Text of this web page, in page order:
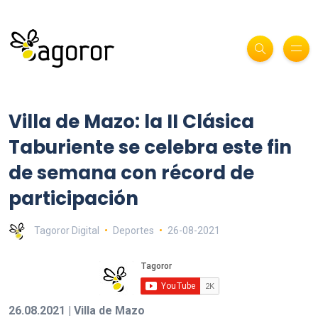
Villa de Mazo: la II Clásica
Taburiente se celebra este fin
de semana con récord de
participación
Tagoror Digital Deportes 26-08-2021
26.08.2021 | Villa de Mazo